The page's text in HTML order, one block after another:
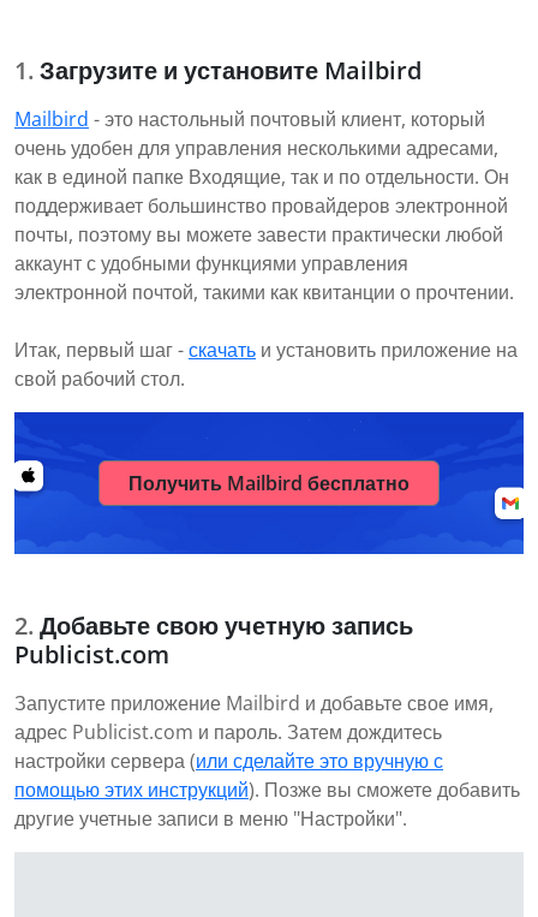
Загрузите и установите Mailbird
Mailbird - это настольный почтовый клиент, который
очень удобен для управления несколькими адресами,
как в единой папке Входящие, так и по отдельности. Он
поддерживает большинство провайдеров электронной
почты, поэтому вы можете завести практически любой
аккаунт с удобными функциями управления
электронной почтой, такими как квитанции о прочтении.
Итак, первый шаг -скачать и установить приложение на
свой рабочий стол.
Получить Mailbird бесплатно
Добавьте свою учетную запись
Publicist.com
Запустите приложение Mailbird и добавьте свое имя,
адрес Publicist.com и пароль. Затем дождитесь
настройки сервера (или сделайте это вручную с
помощью этих инструкций). Позже вы сможете добавить
другие учетные записи в меню "Настройки".